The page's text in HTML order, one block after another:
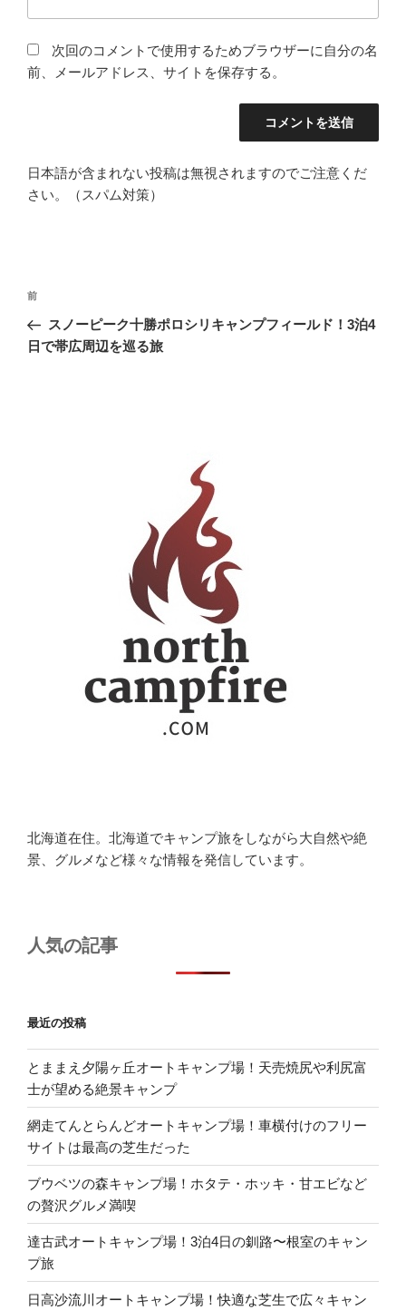
次回のコメントで使用するためブラウザーに自分の名
前、メールアドレス、サイトを保存する。
日本語が含まれない投稿は無視されますのでご注意くだ
さい。（スパム対策）
投
ナ
前
の
投
前
スノーピーク十勝ポロシリキャンプフィールド！3泊4
日で帯広周辺を巡る旅
北海道在住。北海道でキャンプ旅をしながら大自然や絶
景、グルメなど様々な情報を発信しています。
人気の記事
最近の投稿
とままえ夕陽ヶ丘オートキャンプ場！天売焼尻や利尻富
士が望める絶景キャンプ
網走てんとらんどオートキャンプ場！車横付けのフリー
サイトは最高の芝生だった
ブウベツの森キャンプ場！ホタテ・ホッキ・甘エビなど
の贅沢グルメ満喫
達古武オートキャンプ場！3泊4日の釧路〜根室のキャン
プ旅
日高沙流川オートキャンプ場！快適な芝生で広々キャン